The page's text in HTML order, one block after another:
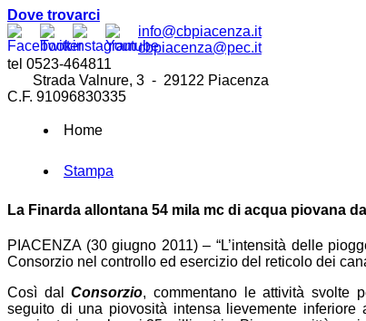
Dove trovarci
info@cbpiacenza.it
cbpiacenza@pec.it
tel 0523-464811
Strada Valnure, 3 - 29122 Piacenza
C.F. 91096830335
Home
Stampa
La Finarda allontana 54 mila mc di acqua piovana
PIACENZA (30 giugno 2011) – “L’intensità delle
Consorzio nel controllo ed esercizio del reticolo dei
Così dalConsorzio, commentano le attività svolte
seguito di una piovosità intensa lievemente